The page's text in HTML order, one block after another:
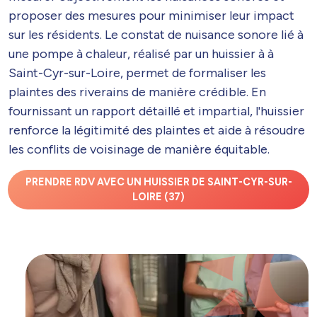
proposer des mesures pour minimiser leur impact
sur les résidents. Le constat de nuisance sonore lié à
une pompe à chaleur, réalisé par un huissier à à
Saint-Cyr-sur-Loire, permet de formaliser les
plaintes des riverains de manière crédible. En
fournissant un rapport détaillé et impartial, l'huissier
renforce la légitimité des plaintes et aide à résoudre
les conflits de voisinage de manière équitable.
PRENDRE RDV AVEC UN HUISSIER DE SAINT-CYR-SUR-
LOIRE (37)